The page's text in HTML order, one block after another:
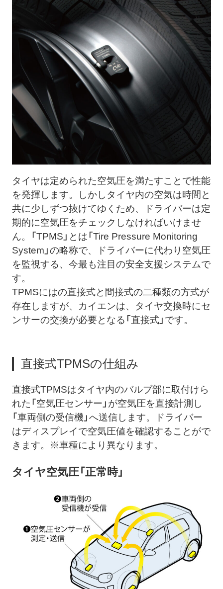
タイヤは定められた空気圧を満たすことで性能
を発揮します。しかしタイヤ内の空気は時間と
共に少しずつ抜けてゆくため、ドライバーは定
期的に空気圧をチェックしなければいけませ
ん。「TPMS」とは「Tire Pressure Monitoring
System」の略称で、ドライバーに代わり空気圧
を監視する、今最も注目の安全支援システムで
す。
TPMSにはの直接式と間接式の二種類の方式が
存在しますが、カイエンは、タイヤ交換時にセ
ンサーの交換が必要となる「直接式」です。
直接式TPMSの仕組み
直接式TPMSはタイヤ内のバルブ部に取付けら
れた「空気圧センサー」が空気圧を直接計測し
「車両側の受信機」へ送信します。ドライバー
はディスプレイで空気圧値を確認することがで
きます。※車種により異なります。
タイヤ空気圧「正常時」